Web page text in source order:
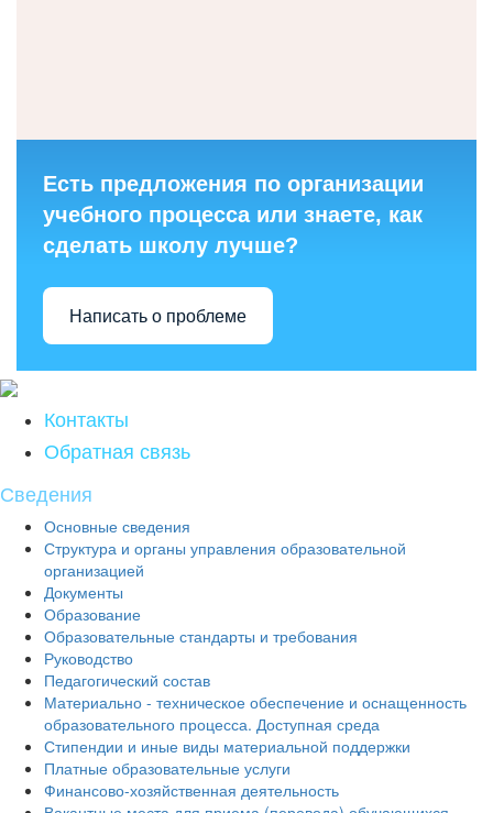
Есть предложения по организации
учебного процесса или знаете, как
сделать школу лучше?
Написать о проблеме
Контакты
Обратная связь
Сведения
Основные сведения
Структура и органы управления образовательной
организацией
Документы
Образование
Образовательные стандарты и требования
Руководство
Педагогический состав
Материально - техническое обеспечение и оснащенность
образовательного процесса. Доступная среда
Стипендии и иные виды материальной поддержки
Платные образовательные услуги
Финансово-хозяйственная деятельность